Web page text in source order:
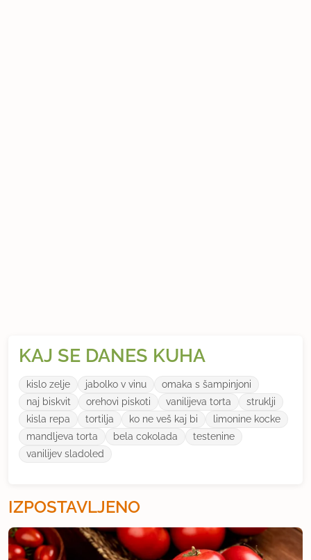
KAJ SE DANES KUHA
kislo zelje jabolko v vinu
omaka s šampinjoni
naj biskvit
orehovi piskoti vanilijeva torta
struklji
kisla repa
tortilja ko ne veš kaj bi
limonine kocke
mandljeva torta
bela cokolada
testenine
vanilijev sladoled
IZPOSTAVLJENO